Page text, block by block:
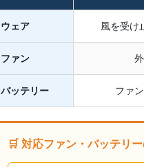
ウェア 風を受け
ファン
バッテリー ファ
🛒 対応ファン・バッテリ